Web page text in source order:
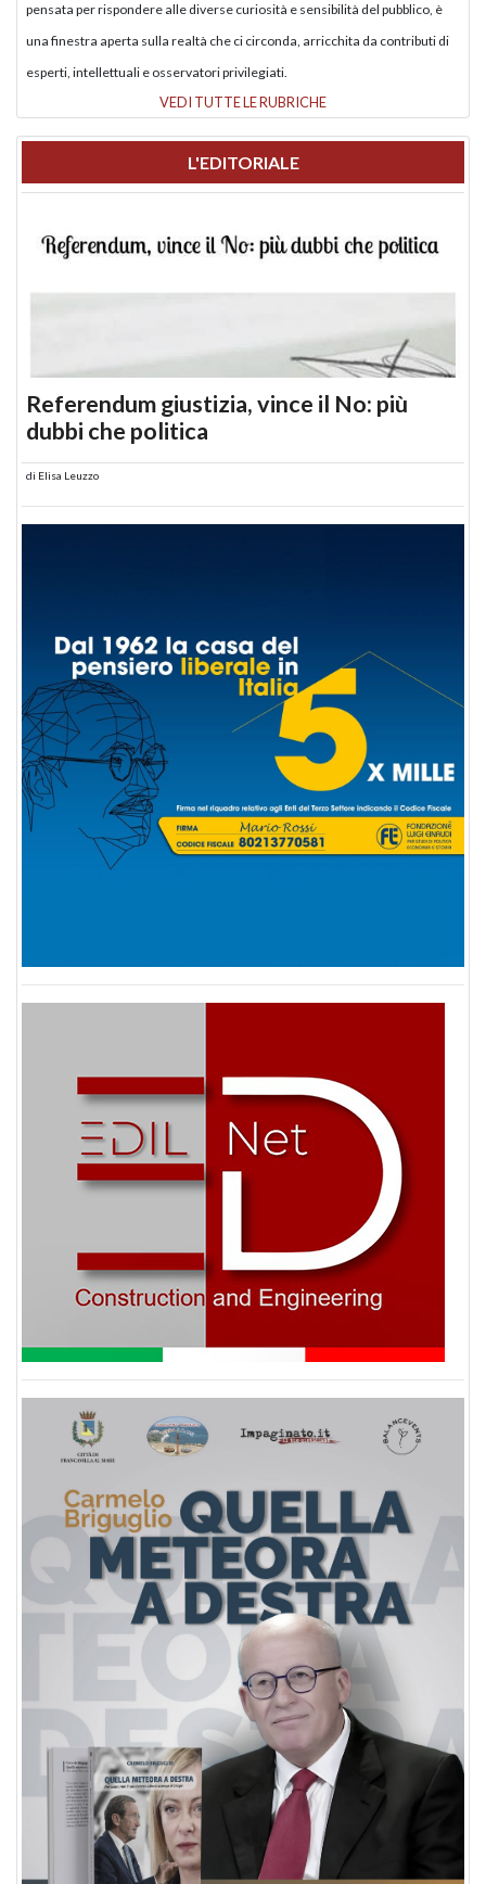
pensata per rispondere alle diverse curiosità e sensibilità del pubblico, è
una finestra aperta sulla realtà che ci circonda, arricchita da contributi di
esperti, intellettuali e osservatori privilegiati.
VEDI TUTTE LE RUBRICHE
L'EDITORIALE
Referendum giustizia, vince il No: più
dubbi che politica
di Elisa Leuzzo